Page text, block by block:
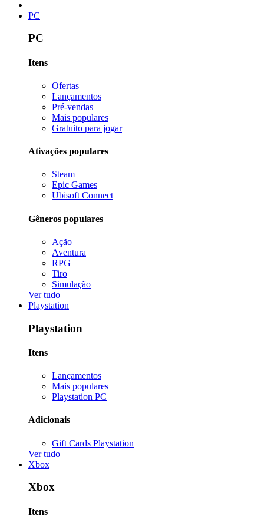
PC
PC
Itens
Ofertas
Lançamentos
Pré-vendas
Mais populares
Gratuito para jogar
Ativações populares
Steam
Epic Games
Ubisoft Connect
Gêneros populares
Ação
Aventura
RPG
Tiro
Simulação
Ver tudo
Playstation
Playstation
Itens
Lançamentos
Mais populares
Playstation PC
Adicionais
Gift Cards Playstation
Ver tudo
Xbox
Xbox
Itens